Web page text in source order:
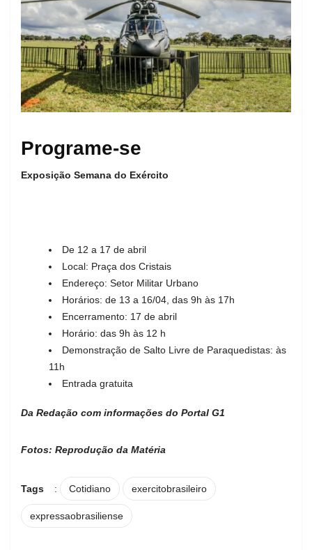
Programe-se
Exposição Semana do Exército
De 12 a 17 de abril
Local: Praça dos Cristais
Endereço: Setor Militar Urbano
Horários: de 13 a 16/04, das 9h às 17h
Encerramento: 17 de abril
Horário: das 9h às 12 h
Demonstração de Salto Livre de Paraquedistas: às
11h
Entrada gratuita
Da Redação com informações do Portal G1
Fotos: Reprodução da Matéria
Tags : Cotidiano exercitobrasileiro
expressaobrasiliense